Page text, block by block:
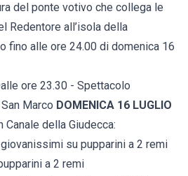
del ponte votivo che collega le
Redentore all’isola della
fino alle ore 24.00 di domenica 16
ore 23.30 - Spettacolo
Marco DOMENICA 16 LUGLIO
Canale della Giudecca:
su pupparini a 2 remi
a 2 remi